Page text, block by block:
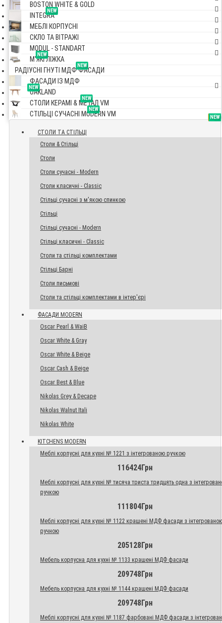
BOSTON WHITE & GOLD
NEW
INTEGRA
МЕБЛІ КОРПУСНІ
СКЛО ТА ВІТРАЖІ
MODUL - STANDART
NEW
М'ЯКІ ЛІЖКА
NEW
РАДІУСНІ ГНУТІ МДФ ФАСАДИ
ФАСАДИ ІЗ МДФ
NEW
OAKLAND
NEW
СТОЛИ КЕРАМІ & МЕТАЛ VM
NEW
СТІЛЬЦІ СУЧАСНІ MODERN VM TOP
СТОЛИ ТА СТІЛЬЦІ
Столи & Стільці
Столи
Столи сучасні - Modern
Столи класичні - Classic
Стільці сучасні з м'якою спинкою
Стільці
Стільці сучасні - Modern
Стільці класичні - Classic
Столи та стільці комплектами
Стільці Барні
Столи письмові
Столи та стільці комплектами в інтер'єрі
NEW
ФАСАДИ MODERN
Oscar Pearl & WaiB
Oscar White & Gray
Oscar White & Beige
Oscar Cash & Beige
Oscar Best & Blue
Nikolas Grey & Decape
Nikolas Walnut Itali
Nikolas White
NEW
KITCHENS MODERN
Меблі корпусні для кухні № 1221 з інтегрованою ручкою
116424Грн
Меблі корпусні для кухні № тисяча триста тридцять одна з
ручкою
111804Грн
Меблі корпусні для кухні № 1122 крашені МДФ фасади з
ручною
205128Грн
Мебель корпусна для кухні № 1133 крашені МДФ фасади
209748Грн
Мебель корпусна для кухні № 1144 крашені МДФ фасади
209748Грн
Меблі корпусні для кухні № 1187 фарбовані МДФ фасади з
NEW